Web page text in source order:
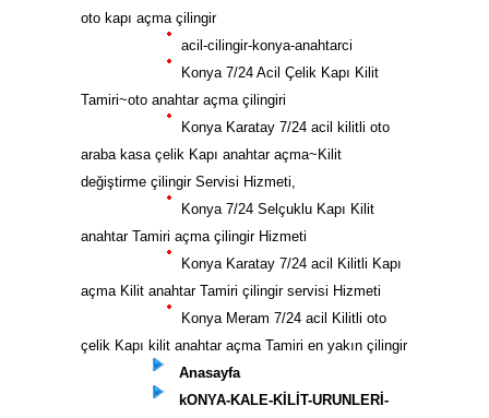
oto kapı açma çilingir
acil-cilingir-konya-anahtarci
Konya 7/24 Acil Çelik Kapı Kilit
Tamiri~oto anahtar açma çilingiri
Konya Karatay 7/24 acil kilitli oto
araba kasa çelik Kapı anahtar açma~Kilit
değiştirme çilingir Servisi Hizmeti,
Konya 7/24 Selçuklu Kapı Kilit
anahtar Tamiri açma çilingir Hizmeti
Konya Karatay 7/24 acil Kilitli Kapı
açma Kilit anahtar Tamiri çilingir servisi Hizmeti
Konya Meram 7/24 acil Kilitli oto
çelik Kapı kilit anahtar açma Tamiri en yakın çilingir
Anasayfa
kONYA-KALE-KİLİT-URUNLERİ-